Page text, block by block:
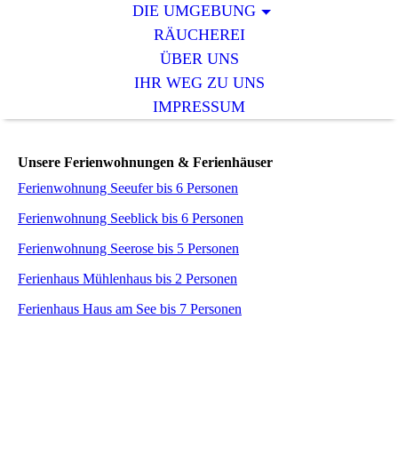
DIE UMGEBUNG
RÄUCHEREI
ÜBER UNS
IHR WEG ZU UNS
IMPRESSUM
Unsere Ferienwohnungen & Ferienhäuser
Ferienwohnung Seeufer bis 6 Personen
Ferienwohnung Seeblick bis 6 Personen
Ferienwohnung Seerose bis 5 Personen
Ferienhaus Mühlenhaus bis 2 Personen
Ferienhaus Haus am See bis 7 Personen